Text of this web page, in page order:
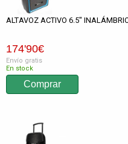
ALTAVOZ ACTIVO 6.5"
174'90€
Envío gratis
En stock